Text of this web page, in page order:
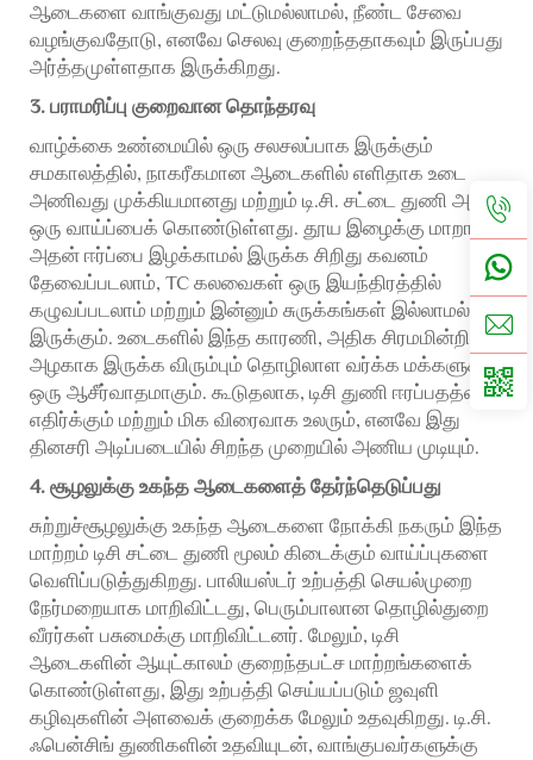
ஆடைகளை வாங்குவது மட்டுமல்லாமல், நீண்ட சேவை
வழங்குவதோடு, எனவே செலவு குறைந்ததாகவும் இருப்பது
அர்த்தமுள்ளதாக இருக்கிறது.
3. பராமரிப்பு குறைவான தொந்தரவு
வாழ்க்கை உண்மையில் ஒரு சலசலப்பாக இருக்கும்
சமகாலத்தில், நாகரீகமான ஆடைகளில் எளிதாக உடை
அணிவது முக்கியமானது மற்றும் டி.சி. சட்டை துணி அங்கு
ஒரு வாய்ப்பைக் கொண்டுள்ளது. தூய இழைக்கு மாறாக,
அதன் ஈர்ப்பை இழக்காமல் இருக்க சிறிது கவனம்
தேவைப்படலாம், TC கலவைகள் ஒரு இயந்திரத்தில்
கழுவப்படலாம் மற்றும் இன்னும் சுருக்கங்கள் இல்லாமல்
இருக்கும். உடைகளில் இந்த காரணி, அதிக சிரமமின்றி
அழகாக இருக்க விரும்பும் தொழிலாள வர்க்க மக்களுக்கு
ஒரு ஆசீர்வாதமாகும். கூடுதலாக, டிசி துணி ஈரப்பதத்தை
எதிர்க்கும் மற்றும் மிக விரைவாக உலரும், எனவே இது
தினசரி அடிப்படையில் சிறந்த முறையில் அணிய முடியும்.
4. சூழலுக்கு உகந்த ஆடைகளைத் தேர்ந்தெடுப்பது
சுற்றுச்சூழலுக்கு உகந்த ஆடைகளை நோக்கி நகரும் இந்த
மாற்றம் டிசி சட்டை துணி மூலம் கிடைக்கும் வாய்ப்புகளை
வெளிப்படுத்துகிறது. பாலியஸ்டர் உற்பத்தி செயல்முறை
நேர்மறையாக மாறிவிட்டது, பெரும்பாலான தொழில்துறை
வீரர்கள் பசுமைக்கு மாறிவிட்டனர். மேலும், டிசி
ஆடைகளின் ஆயுட்காலம் குறைந்தபட்ச மாற்றங்களைக்
கொண்டுள்ளது, இது உற்பத்தி செய்யப்படும் ஜவுளி
கழிவுகளின் அளவைக் குறைக்க மேலும் உதவுகிறது. டி.சி.
ஃபென்சிங் துணிகளின் உதவியுடன், வாங்குபவர்களுக்கு